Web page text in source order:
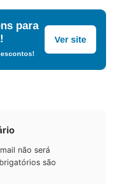
para
Ver site
não será
são